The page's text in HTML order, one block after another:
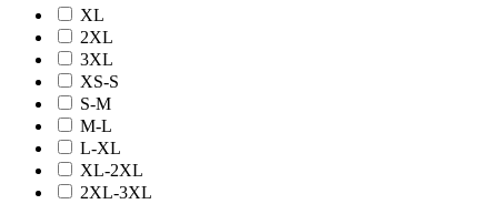
XL
2XL
3XL
XS-S
S-M
M-L
L-XL
XL-2XL
2XL-3XL